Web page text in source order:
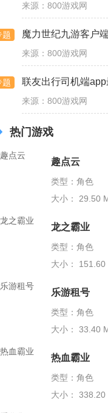
来源：800游戏网
题 魔力世纪九游客户
来源：800游戏网
题
来源：800游戏网
热门游戏
趣点云
类型：角色
大小： 29.50
龙之霸业
类型：角色
大小： 151.60
乐游租号
类型：角色
大小： 33.40
热血霸业
类型：角色
大小： 338.20